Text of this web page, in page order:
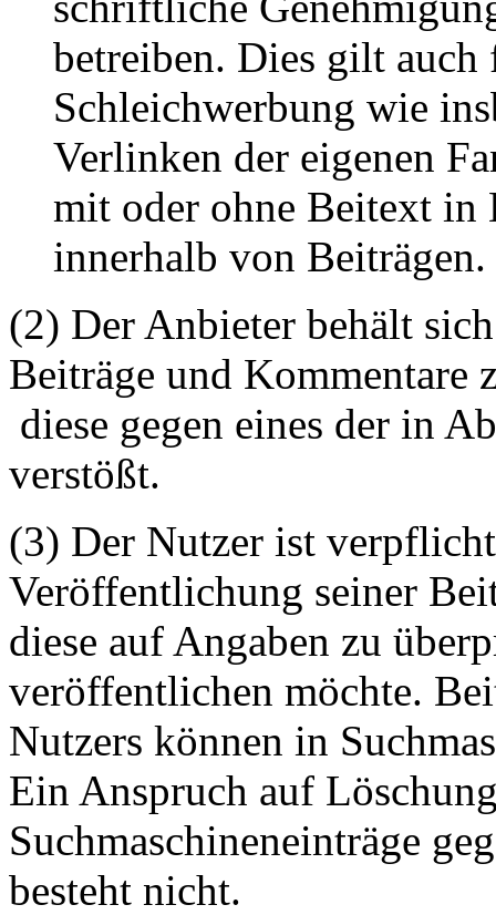
betreiben. Dies gilt auch
Schleichwerbung wie
Verlinken der eigenen
mit oder ohne Beitext in
innerhalb von Beiträgen.
(2) Der Anbieter behält
Beiträge und Kommentare
diese gegen eines der in
verstößt.
(3) Der Nutzer ist
Veröffentlichung seiner
diese auf Angaben zu
veröffentlichen möchte.
Nutzers können in
Ein Anspruch auf
Suchmaschineneinträge
besteht nicht.